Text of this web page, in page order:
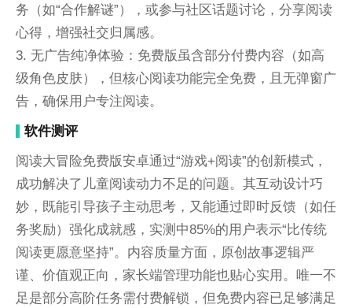
务（如“合作解谜”），或参与社区话题讨论，分享阅读
心得，增强社交归属感。
3. 无广告纯净体验：免费版虽含部分付费内容（如高
级角色皮肤），但核心阅读功能完全免费，且无弹窗广
告，确保用户专注阅读。
软件测评
阅读大冒险免费版安卓通过“游戏+阅读”的创新模式，
成功解决了儿童阅读动力不足的问题。其互动设计巧
妙，既能引导孩子主动思考，又能通过即时反馈（如任
务奖励）强化成就感，实测中85%的用户表示“比传统
阅读更愿意坚持”。内容质量方面，原创故事逻辑严
谨、价值观正向，家长端管理功能也贴心实用。唯一不
足是部分高阶任务需付费解锁，但免费内容已足够满足